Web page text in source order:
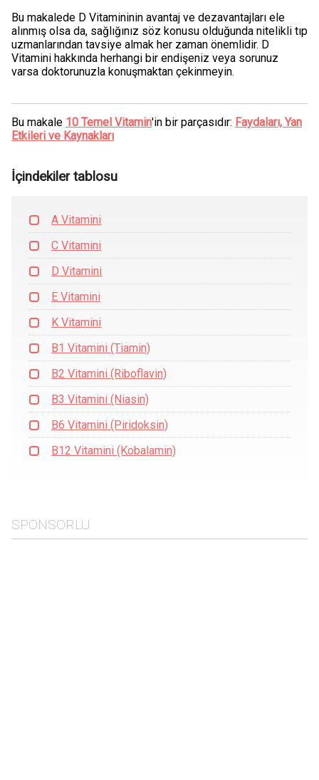
Bu makalede D Vitamininin avantaj ve dezavantajları ele
alınmış olsa da, sağlığınız söz konusu olduğunda nitelikli tıp
uzmanlarından tavsiye almak her zaman önemlidir. D
Vitamini hakkında herhangi bir endişeniz veya sorunuz
varsa doktorunuzla konuşmaktan çekinmeyin.
Bu makale 10 Temel Vitamin'in bir parçasıdır: Faydaları, Yan
Etkileri ve Kaynakları
İçindekiler tablosu
A Vitamini
C Vitamini
D Vitamini
E Vitamini
K Vitamini
B1 Vitamini (Tiamin)
B2 Vitamini (Riboflavin)
B3 Vitamini (Niasin)
B6 Vitamini (Piridoksin)
B12 Vitamini (Kobalamin)
SPONSORLU